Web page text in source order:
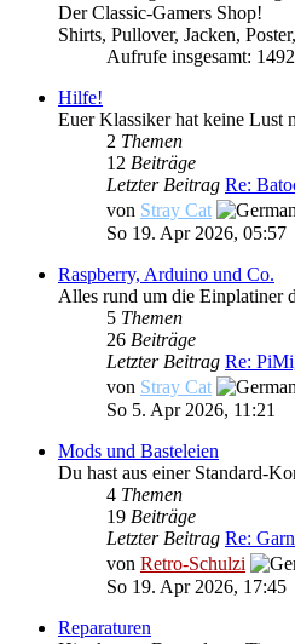
Der Classic-Gamers Shop!
Shirts, Pullover, Jacken,
Aufrufe insgesamt:
Hilfe!
Euer Klassiker hat keine Lust
2 Themen
12 Beiträge
Letzter Beitrag Re:
von Stray Cat
So 19. Apr 2026, 05:57
Raspberry, Arduino und Co.
Alles rund um die Einplatiner
5 Themen
26 Beiträge
Letzter Beitrag Re:
von Stray Cat
So 5. Apr 2026, 11:21
Mods und Basteleien
Du hast aus einer Standard-
4 Themen
19 Beiträge
Letzter Beitrag Re:
von Retro-Schulzi
So 19. Apr 2026, 17:45
Reparaturen